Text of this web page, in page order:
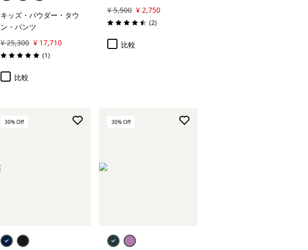
キッズ・パウダー・タウ
ン・パンツ
¥ 25,300 ¥ 17,710
評価: 5.0 / 5 (1レビュー
)
比較
¥ 5,500 ¥ 2,750
評価: 4.5 / 5 (2レビュー
)
比較
30% Off 30% Off